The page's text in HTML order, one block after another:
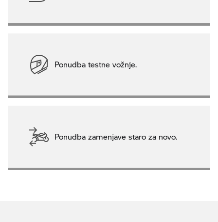
Ponudba testne vožnje.
Ponudba zamenjave staro za novo.